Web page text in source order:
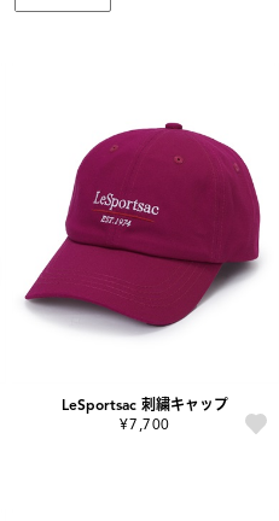
LeSportsac 刺繍キャップ
¥7,700